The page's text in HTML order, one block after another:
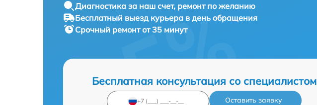
Диагностика за наш счет, ремонт по желанию
Бесплатный выезд курьера в день обращения
Срочный ремонтот 35 минут
Бесплатная консультация со специалистом
Оставить заявку